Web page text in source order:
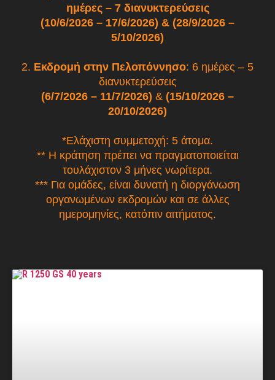
ημέρες – 7 διανυκτερεύσεις
(10/6/2026 – 17/6/2026) & (28/9/2026 –
5/10/2026)
2. Εκδρομή στην Πελοπόννησο: 6 ημέρες – 5
διανυκτερεύσεις
(6/7/2026 – 11/7/2026) & (15/10/2026 –
20/10/2026)
*Ελάχιστη συμμετοχή: 5 άτομα.
** Η κράτηση πρέπει να πραγματοποιείται
τουλάχιστον 3 μήνες νωρίτερα.
*** Για ομάδες, είναι δυνατή η διοργάνωση
οργανωμένων εκδρομών και σε άλλες
ημερομηνίες, κατόπιν αιτήματος.